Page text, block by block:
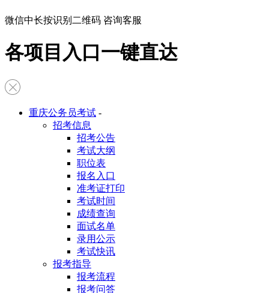
微信中长按识别二维码 咨询客服
各项目入口一键直达
重庆公务员考试 -
招考信息
招考公告
考试大纲
职位表
报名入口
准考证打印
考试时间
成绩查询
面试名单
录用公示
考试快讯
报考指导
报考流程
报考问答